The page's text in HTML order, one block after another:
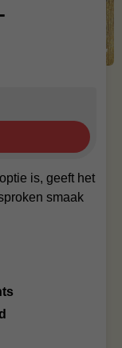
is, geeft het
smaak